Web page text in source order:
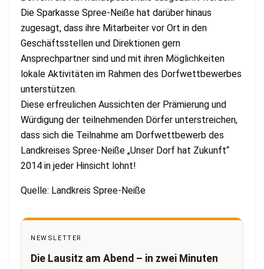
Die Sparkasse Spree-Neiße hat darüber hinaus
zugesagt, dass ihre Mitarbeiter vor Ort in den
Geschäftsstellen und Direktionen gern
Ansprechpartner sind und mit ihren Möglichkeiten
lokale Aktivitäten im Rahmen des Dorfwettbewerbes
unterstützen.
Diese erfreulichen Aussichten der Prämierung und
Würdigung der teilnehmenden Dörfer unterstreichen,
dass sich die Teilnahme am Dorfwettbewerb des
Landkreises Spree-Neiße „Unser Dorf hat Zukunft“
2014 in jeder Hinsicht lohnt!
Quelle: Landkreis Spree-Neiße
NEWSLETTER
Die Lausitz am Abend – in zwei Minuten